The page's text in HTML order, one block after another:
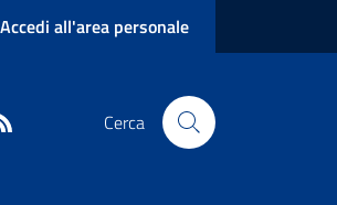
Accedi all'area personale
Cerca